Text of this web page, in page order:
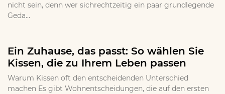
nicht sein, denn wer sichrechtzeitig ein paar grundlegende
Geda...
Ein Zuhause, das passt: So wählen Sie
Kissen, die zu Ihrem Leben passen
Warum Kissen oft den entscheidenden Unterschied
machen Es gibt Wohnentscheidungen, die auf den ersten